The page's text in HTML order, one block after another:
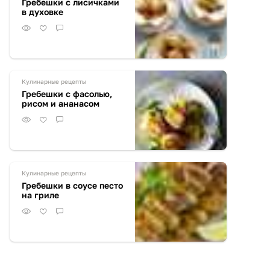
Гребешки с лисичками
в духовке
Кулинарные рецепты
Гребешки с фасолью,
рисом и ананасом
Кулинарные рецепты
Гребешки в соусе песто
на гриле